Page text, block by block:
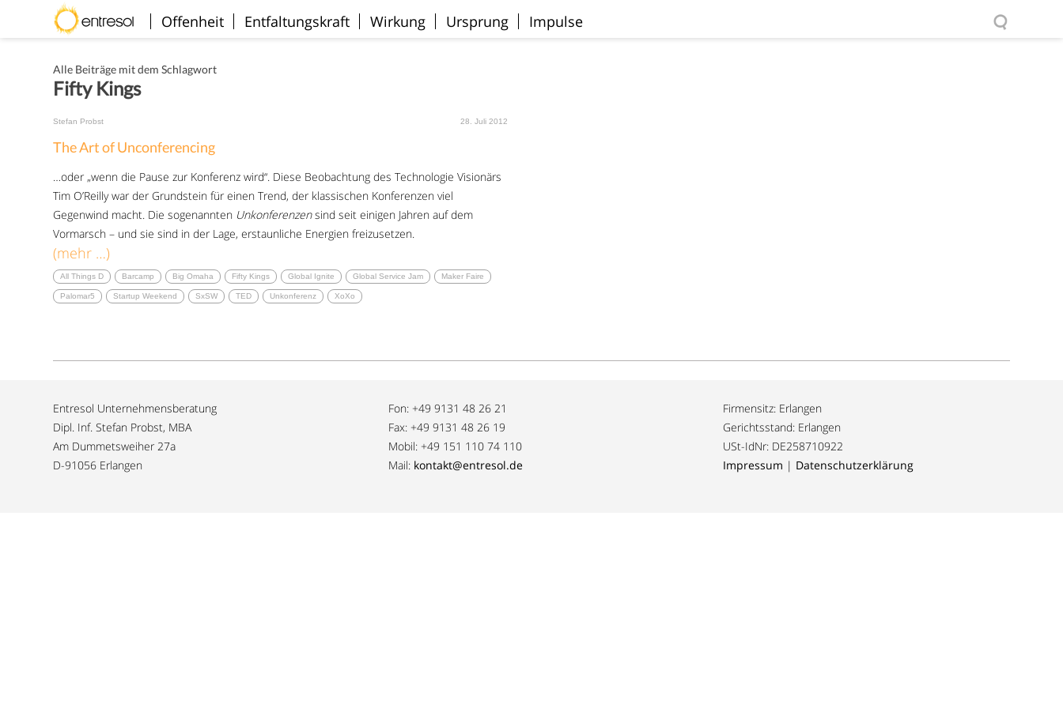
Willkommen
Offenheit Entfaltungskraft Wirkung Ursprung Impulse
Alle Beiträge mit dem Schlagwort
Fifty Kings
Stefan Probst 28. Juli 2012
The Art of Unconferencing
…oder „wenn die Pause zur Konferenz wird“. Diese Beobachtung des Technologie Visionärs
Tim O’Reilly war der Grundstein für einen Trend, der klassischen Konferenzen viel
Gegenwind macht. Die sogenannten Unkonferenzensind seit einigen Jahren auf dem
Vormarsch – und sie sind in der Lage, erstaunliche Energien freizusetzen.
(mehr …)
All Things D Barcamp Big Omaha Fifty Kings Global Ignite Global Service Jam Maker Faire
Palomar5 Startup Weekend SxSW TED Unkonferenz XoXo
Entresol Unternehmensberatung
Dipl. Inf. Stefan Probst, MBA
Am Dummetsweiher 27a
D-91056 Erlangen
Fon: +49 9131 48 26 21
Fax: +49 9131 48 26 19
Mobil: +49 151 110 74 110
Mail: kontakt@entresol.de
Firmensitz: Erlangen
Gerichtsstand: Erlangen
USt-IdNr: DE258710922
Impressum | Datenschutzerklärung